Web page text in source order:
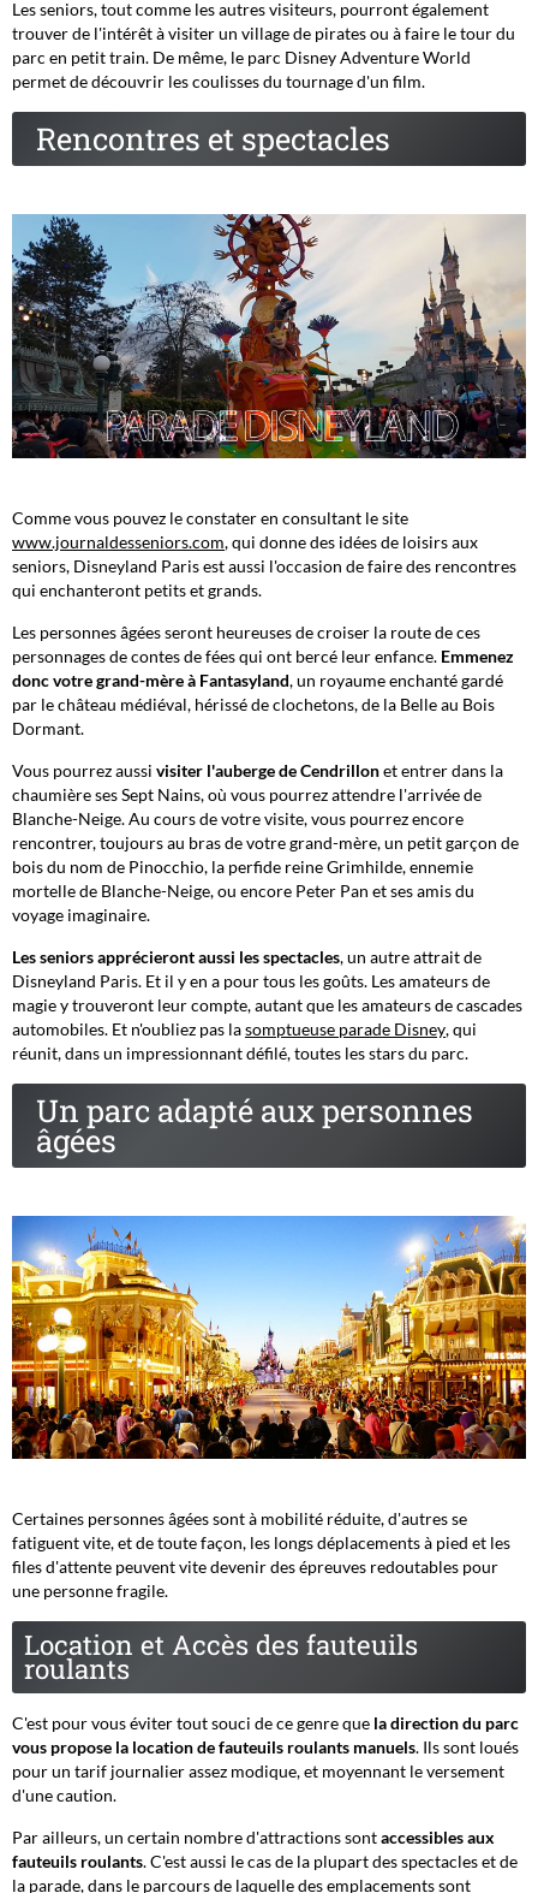
Les seniors, tout comme les autres visiteurs, pourront également
trouver de l'intérêt à visiter un village de pirates ou à faire le tour du
parc en petit train. De même, le parc Disney Adventure World
permet de découvrir les coulisses du tournage d'un film.
Rencontres et spectacles
Comme vous pouvez le constater en consultant le site
www.journaldesseniors.com, qui donne des idées de loisirs aux
seniors, Disneyland Paris est aussi l'occasion de faire des rencontres
qui enchanteront petits et grands.
Les personnes âgées seront heureuses de croiser la route de ces
personnages de contes de fées qui ont bercé leur enfance. Emmenez
donc votre grand-mère à Fantasyland, un royaume enchanté gardé
par le château médiéval, hérissé de clochetons, de la Belle au Bois
Dormant.
Vous pourrez aussi visiter l'auberge de Cendrillonet entrer dans la
chaumière ses Sept Nains, où vous pourrez attendre l'arrivée de
Blanche-Neige. Au cours de votre visite, vous pourrez encore
rencontrer, toujours au bras de votre grand-mère, un petit garçon de
bois du nom de Pinocchio, la perfide reine Grimhilde, ennemie
mortelle de Blanche-Neige, ou encore Peter Pan et ses amis du
voyage imaginaire.
Les seniors apprécieront aussi les spectacles, un autre attrait de
Disneyland Paris. Et il y en a pour tous les goûts. Les amateurs de
magie y trouveront leur compte, autant que les amateurs de cascades
automobiles. Et n'oubliez pas lasomptueuse parade Disney, qui
réunit, dans un impressionnant défilé, toutes les stars du parc.
Un parc adapté aux personnes
âgées
Certaines personnes âgées sont à mobilité réduite, d'autres se
fatiguent vite, et de toute façon, les longs déplacements à pied et les
files d'attente peuvent vite devenir des épreuves redoutables pour
une personne fragile.
Location et Accès des fauteuils
roulants
C'est pour vous éviter tout souci de ce genre que la direction du parc
vous propose la location de fauteuils roulants manuels. Ils sont loués
pour un tarif journalier assez modique, et moyennant le versement
d'une caution.
Par ailleurs, un certain nombre d'attractions sontaccessibles aux
fauteuils roulants. C'est aussi le cas de la plupart des spectacles et de
la parade, dans le parcours de laquelle des emplacements sont